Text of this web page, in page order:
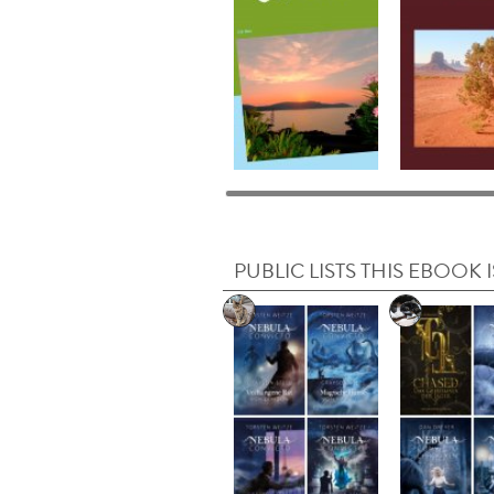
PUBLIC LISTS THIS EBOOK